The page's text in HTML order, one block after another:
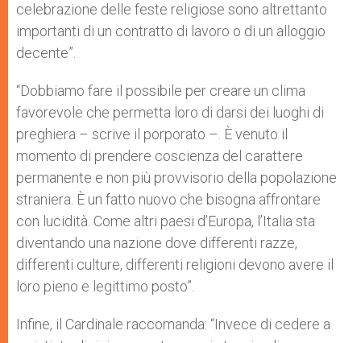
celebrazione delle feste religiose sono altrettanto
importanti di un contratto di lavoro o di un alloggio
decente”.
“Dobbiamo fare il possibile per creare un clima
favorevole che permetta loro di darsi dei luoghi di
preghiera – scrive il porporato –. È venuto il
momento di prendere coscienza del carattere
permanente e non più provvisorio della popolazione
straniera. È un fatto nuovo che bisogna affrontare
con lucidità. Come altri paesi d’Europa, l’Italia sta
diventando una nazione dove differenti razze,
differenti culture, differenti religioni devono avere il
loro pieno e legittimo posto”.
Infine, il Cardinale raccomanda: “Invece di cedere a